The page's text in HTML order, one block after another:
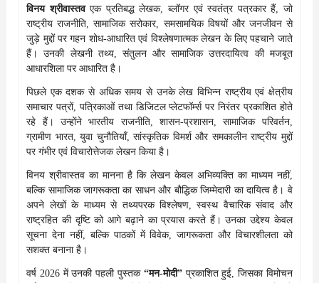
विनय श्रीवास्तवएक प्रतिबद्ध लेखक, ब्लॉगर एवं स्वतंत्र पत्रकार हैं, जो
राष्ट्रीय राजनीति, सामाजिक सरोकार, समसामयिक विषयों और जनजीवन से
जुड़े मुद्दों पर गहन शोध-आधारित एवं विश्लेषणात्मक लेखन के लिए पहचाने जाते
हैं। उनकी लेखनी तथ्य, संतुलन और सामाजिक उत्तरदायित्व की मजबूत
आधारशिला पर आधारित है।
पिछले एक दशक से अधिक समय से उनके लेख विभिन्न राष्ट्रीय एवं क्षेत्रीय
समाचार पत्रों, पत्रिकाओं तथा डिजिटल प्लेटफॉर्म्स पर निरंतर प्रकाशित होते
रहे हैं। उन्होंने भारतीय राजनीति, शासन-प्रशासन, सामाजिक परिवर्तन,
ग्रामीण भारत, युवा चुनौतियाँ, सांस्कृतिक विमर्श और समकालीन राष्ट्रीय मुद्दों
पर गंभीर एवं विचारोत्तेजक लेखन किया है।
विनय श्रीवास्तव का मानना है कि लेखन केवल अभिव्यक्ति का माध्यम नहीं,
बल्कि सामाजिक जागरूकता का साधन और बौद्धिक जिम्मेदारी का दायित्व है। वे
अपने लेखों के माध्यम से तथ्यपरक विश्लेषण, स्वस्थ वैचारिक संवाद और
राष्ट्रहित की दृष्टि को आगे बढ़ाने का प्रयास करते हैं। उनका उद्देश्य केवल
सूचना देना नहीं, बल्कि पाठकों में विवेक, जागरूकता और विचारशीलता को
सशक्त बनाना है।
वर्ष 2026 में उनकी पहली पुस्तक “मन-मोदी”प्रकाशित हुई, जिसका विमोचन